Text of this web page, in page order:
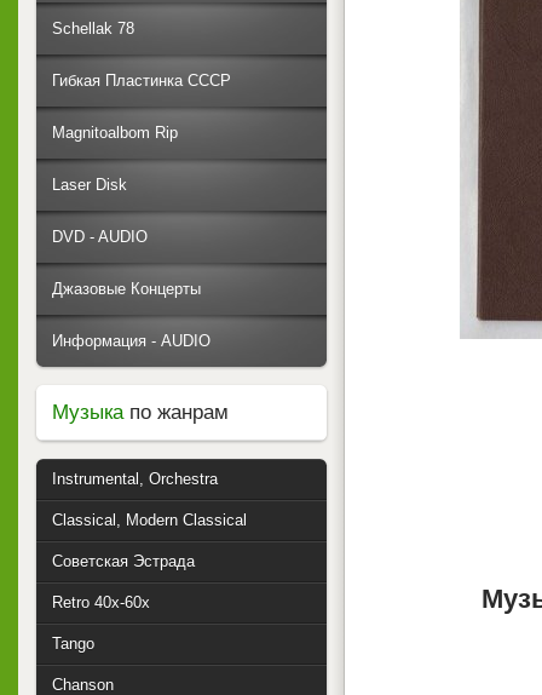
Schellak 78
Гибкая Пластинка СССР
Magnitoalbom Rip
Laser Disk
DVD - AUDIO
Джазовые Концерты
Информация - AUDIO
Музыкапо жанрам
Instrumental, Orchestra
Classical, Modern Classical
Советская Эстрада
Retro 40x-60x
Tango
Chanson